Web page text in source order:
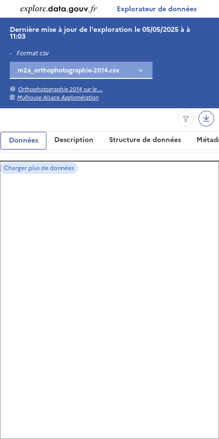
| Explorateur de données
Dernière mise à jour de l'exploration le 05/05/2025 à à
11:03
- Format csv
Orthophotographie 2014 sur le ...
Mulhouse Alsace Agglomération
Données Description Structure de données
Charger plus de données